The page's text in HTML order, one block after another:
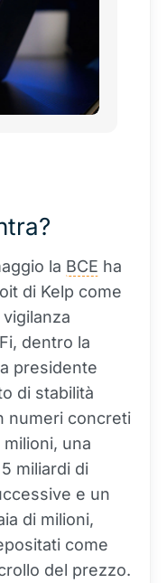
la BCE ha
di Kelp come
dentro la
presidente
di stabilità
numeri concreti
una
miliardi di
e un
di milioni,
come
del prezzo.